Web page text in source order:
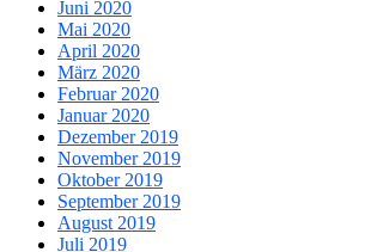
Juni 2020
Mai 2020
April 2020
März 2020
Februar 2020
Januar 2020
Dezember 2019
November 2019
Oktober 2019
September 2019
August 2019
Juli 2019